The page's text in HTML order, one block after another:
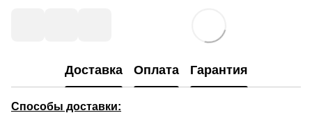
Доставка Оплата Гарантия
Способы доставки: